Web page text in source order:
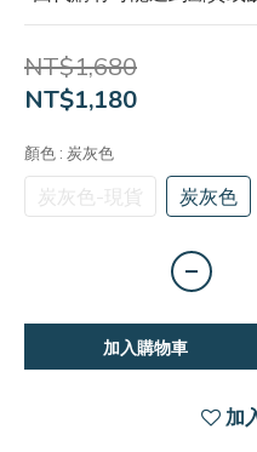
NT$1,680
NT$1,180
顏色 : 炭灰色
炭灰色-現貨 炭灰色
加入購物車
加